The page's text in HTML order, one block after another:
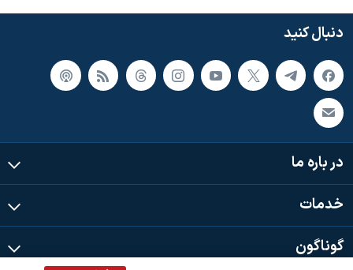
دنبال کنید
در باره ما
خدمات
گوناگون